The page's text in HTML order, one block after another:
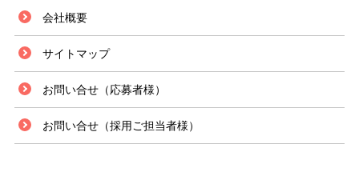
会社概要
サイトマップ
お問い合せ（応募者様）
お問い合せ（採用ご担当者様）